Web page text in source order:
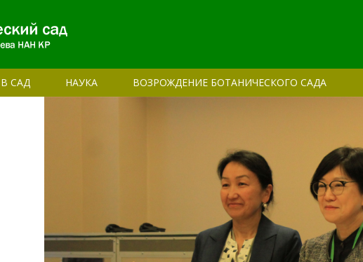
САД НАУКА ВОЗРОЖДЕНИЕ БОТАНИЧЕСКОГО САДА